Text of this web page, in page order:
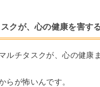
クが、心の健康を害す
ルチタスクが、心の健康
らが怖いんです。